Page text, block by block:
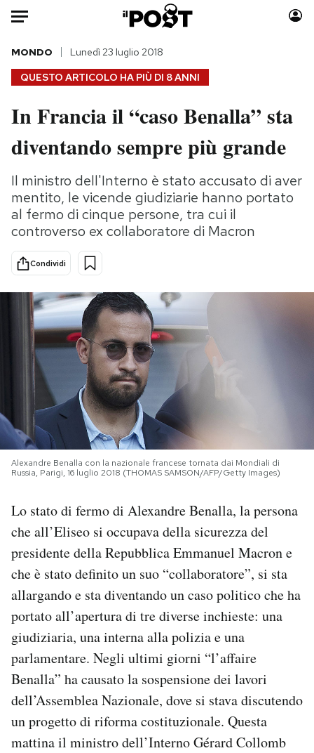
Auto
HOME
Italia
Politica
Tecnologia
Internet
Scienza
Cultura
Economia
Moda
Consumismi
Storie/Idee
Ok Boomer!
Media
Europa
PODCAST
NEWSLETTER
I MIEI PREFERITI
SHOP
CALENDARIO
AREA PERSONALE
Area Personale
Newsletter
Notifiche mobile
Regala il Post
Hai bisogno di aiuto?
QUESTO ARTICOLO HA PIÙ DI 8 ANNI
MONDO Lunedì 23 luglio 2018
In Francia il “caso Benalla” sta
diventando sempre più grande
Il ministro dell'Interno è stato accusato di aver
mentito, le vicende giudiziarie hanno portato
al fermo di cinque persone, tra cui il
controverso ex collaboratore di Macron
Condividi
Alexandre Benalla con la nazionale francese tornata dai Mondiali di
Russia, Parigi, 16 luglio 2018 (THOMAS SAMSON/AFP/Getty Images)
Lo stato di fermo di Alexandre Benalla, la persona
che all’Eliseo si occupava della sicurezza del
presidente della Repubblica Emmanuel Macron e
che è stato definito un suo “collaboratore”, si sta
allargando e sta diventando un caso politico che ha
portato all’apertura di tre diverse inchieste: una
giudiziaria, una interna alla polizia e una
parlamentare. Negli ultimi giorni “l’affaire
Benalla” ha causato la sospensione dei lavori
dell’Assemblea Nazionale, dove si stava discutendo
un progetto di riforma costituzionale. Questa
mattina il ministro dell’Interno Gérard Collomb